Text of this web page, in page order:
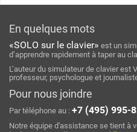
En quelques mots
«SOLO sur le clavier» est un
d’apprendre rapidement à taper au
L’auteur du simulateur de clavier est
professeur, psychologue et
Pour nous joindre
Par téléphone au : +7 (495) 995-
Notre équipe d'assistance se tient à